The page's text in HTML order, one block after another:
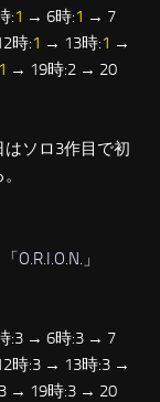
:1 → 6時:1 → 7
時:1 → 13時:1 →
1 → 19時:2 → 20
はソロ3作目で初
O.R.I.O.N. 」
:3 → 6時:3 → 7
時:3 → 13時:3 →
→ 19時:3 → 20